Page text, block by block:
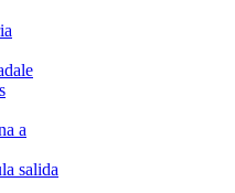
a
salida